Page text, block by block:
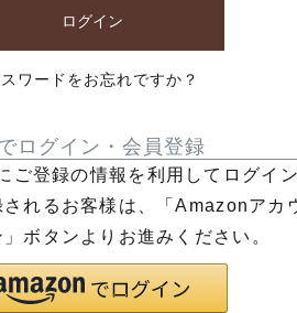
ログイン
ワードをお忘れですか？
ログイン・会員登録
ご登録の情報を利用してログイン
されるお客様は、「Amazonアカ
ボタンよりお進みください。